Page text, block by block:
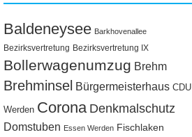
Baldeneysee Barkhovenallee
Bezirksvertretung Bezirksvertretung IX
Bollerwagenumzug Brehm
Brehminsel Bürgermeisterhaus CDU
Werden Corona Denkmalschutz
Domstuben Essen Werden Fischlaken